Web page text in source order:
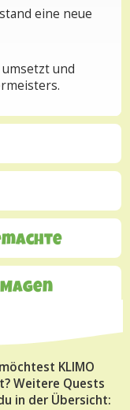
eine neue
umsetzt und
KLIMO
Weitere Quests
in der Übersicht: